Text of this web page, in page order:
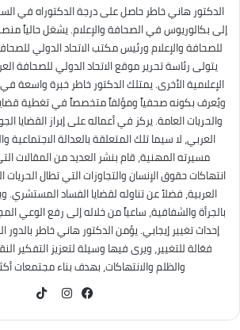
الدكتور هاني خاطر حاصل على درجة الدكتوراه في
إلى بكالوريوس في الصحافة والإعلام. يشغل حالياً
للصحافة والإعلام ورئيس مكتب الاتحاد الدولي
يتولى رئاسة تحرير موقع الاتحاد الدولي للصحافة
الإعلامية الأخرى. يمتلك الدكتور خاطر خبرة واسعة
ويُعرف بكونه صحفياً ومؤلفاً متخصصاً في تغطية
والحريات العامة. يركز في أعماله على إبراز القضايا
العربي، لا سيما تلك المتعلقة بالعدالة
مسيرته المهنية، قام بنشر العديد من المقالات
انتهاكات حقوق الإنسان والتجاوزات التي تطال
العربية، فضلاً عن تناوله لقضايا الفساد
بالجرأة والشفافية، ساعياً من خلاله إلى رفع
إحداث تغيير إيجابي. يؤمن الدكتور هاني خاطر
فعّالة للتغيير، ويرى فيها وسيلة لتعزيز التفكير
والظلم والانتهاكات، بهدف بناء مجتمعات